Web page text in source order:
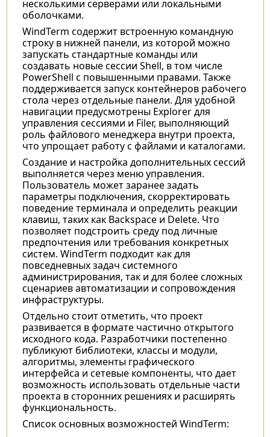
несколькими серверами или локальными
оболочками.
WindTerm содержит встроенную командную
строку в нижней панели, из которой можно
запускать стандартные команды или
создавать новые сессии Shell, в том числе
PowerShell с повышенными правами. Также
поддерживается запуск контейнеров рабочего
стола через отдельные панели. Для удобной
навигации предусмотрены Explorer для
управления сессиями и Filer, выполняющий
роль файлового менеджера внутри проекта,
что упрощает работу с файлами и каталогами.
Создание и настройка дополнительных сессий
выполняется через меню управления.
Пользователь может заранее задать
параметры подключения, скорректировать
поведение терминала и определить реакции
клавиш, таких как Backspace и Delete. Что
позволяет подстроить среду под личные
предпочтения или требования конкретных
систем. WindTerm подходит как для
повседневных задач системного
администрирования, так и для более сложных
сценариев автоматизации и сопровождения
инфраструктуры.
Отдельно стоит отметить, что проект
развивается в формате частично открытого
исходного кода. Разработчики постепенно
публикуют библиотеки, классы и модули,
алгоритмы, элементы графического
интерфейса и сетевые компоненты, что дает
возможность использовать отдельные части
проекта в сторонних решениях и расширять
функциональность.
Список основных возможностей WindTerm: